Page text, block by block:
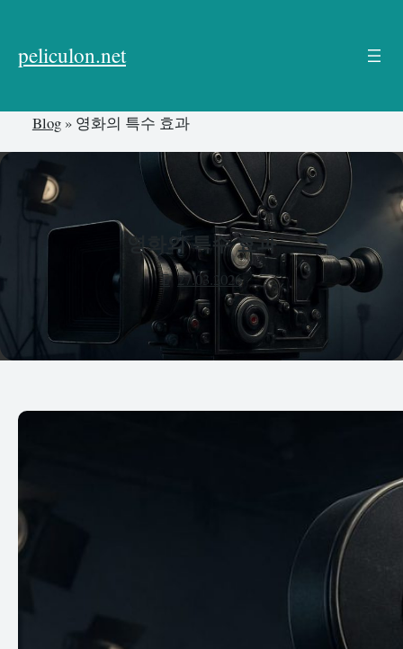
뛰
peliculon.net
Blog» 영화의 특수 효과
영화의 특수 효과
27.03.2026